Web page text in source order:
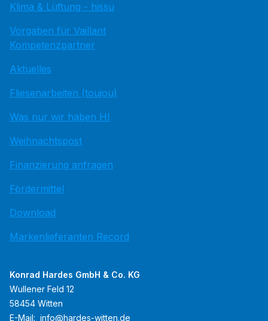
Klima & Lüftung - hissu
Vorgaben für Vaillant
Kompetenzpartner
Aktuelles
Fliesenarbeiten (toujou)
Was nur wir haben HI
Weihnachtspost
Finanzierung anfragen
Fördermittel
Download
Markenlieferanten Record
Konrad Hardes GmbH & Co. KG
Wullener Feld 12
58454 Witten
E-Mail: info@hardes-witten.de